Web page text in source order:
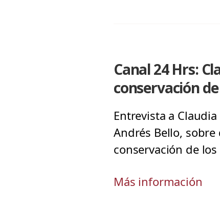
Canal 24 Hrs:
conservación
Entrevista a
Andrés Bello,
conservación de
Más información